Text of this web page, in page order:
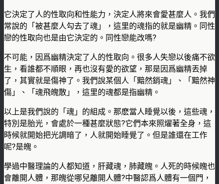
它決定了人的性取向和性能力，決定人將來會愛甚麼人。我們
常說的「被甚麼人勾去了魂」，這里的魂指的就是幽精。同性
戀的性取向也是由它決定的。同性戀能改嗎?
不可能，因爲幽精決定了人的性取向。很多人失戀以後痛不欲
生，看誰都不順眼，再也沒有愛的欲望，那是因爲幽精丟掉
了，其實就是傷神了。我們說某個人「黯然銷魂」、「黯然神
傷」、「魂飛魄散」，這里的魂都是指幽精。
以上是我們說的「魂」的組成。那麽當人睡覺以後，這些魂，
特別是胎光，會處於一種甚麼狀態?它們本來照燿著全身，這
時候就開始把光調暗了，人就開始睡覺了。但是誰還在工作
呢?是魄。
學過中醫理論的人都知道，肝藏魂，肺藏魄。人死的時候魄也
會離開人體，那魄從哪兒離開人體?中醫認爲人體有一個門，